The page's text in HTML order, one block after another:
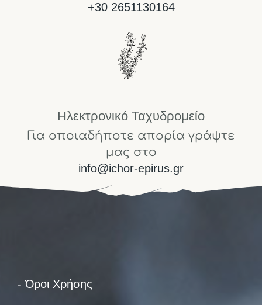
+30 2651130164
Ηλεκτρονικό Ταχυδρομείο
Για οποιαδήποτε απορία γράψτε
μας στο
info@ichor-epirus.gr
- Όροι Χρήσης